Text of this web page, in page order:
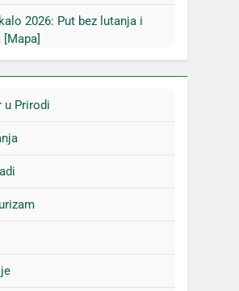
2026: Put bez lutanja i
[Mapa]
u Prirodi